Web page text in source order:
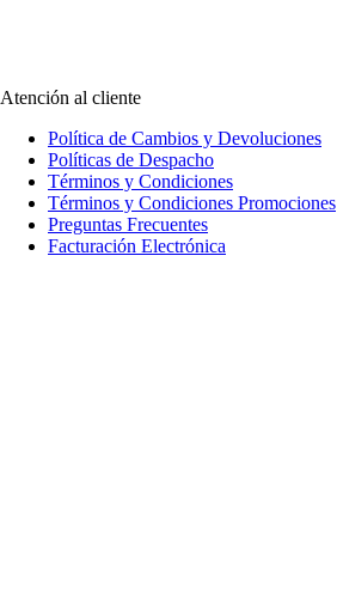
Atención al cliente
Política de Cambios y Devoluciones
Políticas de Despacho
Términos y Condiciones
Términos y Condiciones Promociones
Preguntas Frecuentes
Facturación Electrónica